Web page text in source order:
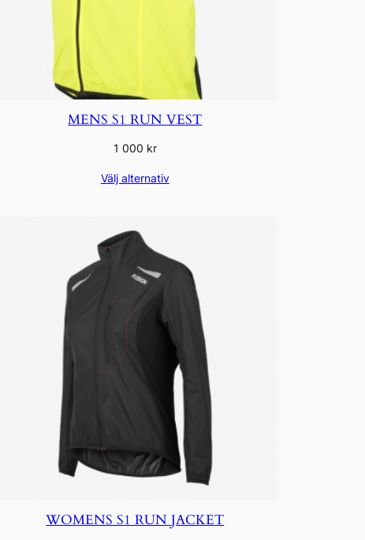
MENS S1 RUN VEST
1 000 kr
Välj alternativ
WOMENS S1 RUN JACKET